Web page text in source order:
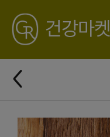
GREATING
건강마켓
로
뒤
로
가